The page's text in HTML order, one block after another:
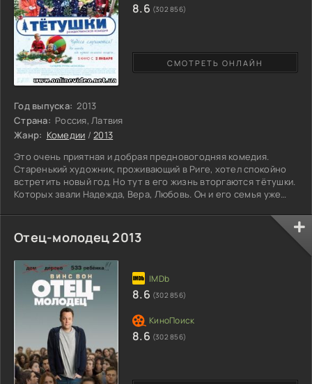
Год выпуска: 2013
Страна: Россия, Латвия
Жанр: Комедии /2013
Это очень приятная и добрая предновогодняя комедия.
Старенький художник, проживающий в Риге, хотел спокойно
встретить новый год. Но тут в его жизнь вторгаются тётушки.
Которых звали Надежда, Вера, Любовь. Он и его семья уже
иногда чудеса бывают. Но это бывает не так часто, как этого
хотят люди. Тетушки придумывают легенду, которая гласит,
что они дальние родственники художника. Но их связь
СМОТРЕТЬ ОНЛАЙН
8.6 (302 856)
Отец-молодец 2013
8.6 (302 856)
8.6 (302 856)